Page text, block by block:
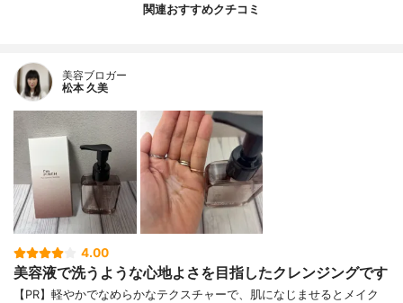
関連おすすめクチコミ
美容ブロガー
松本 久美
4.00
美容液で洗うような心地よさを目指したクレンジングです
【PR】軽やかでなめらかなテクスチャーで、肌になじませるとメイク